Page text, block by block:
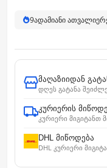
9ადამიანი
მაღაზიიდან
დღეს გატანა
კურიერის
კურიერი მიგიტანთ
DHL მიწოდება
DHL კურიერი